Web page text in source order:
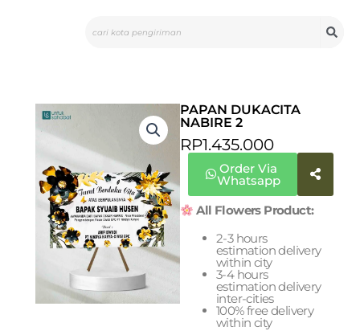
PAPAN DUKACITA
NABIRE 2
RP1.435.000
Order Via
Whatsapp
All Flowers Product:
2-3 hours
estimation delivery
within city
3-4 hours
estimation delivery
inter-cities
100% free delivery
within city